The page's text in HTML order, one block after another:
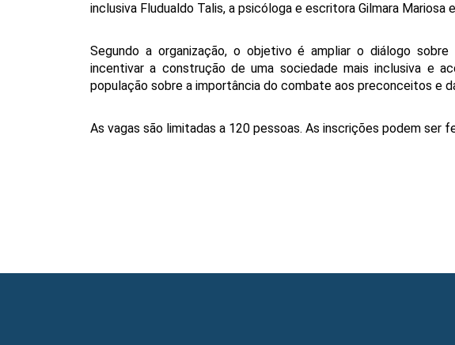
inclusiva Fludualdo Talis, a psicóloga e escritora Gilmara Mariosa
Segundo a organização, o objetivo é ampliar o diálogo
incentivar a construção de uma sociedade mais inclusiva e
população sobre a importância do combate aos preconceitos e
As vagas são limitadas a 120 pessoas. As inscrições podem ser